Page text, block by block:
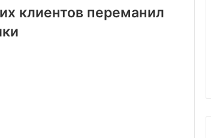
клиентов переманил